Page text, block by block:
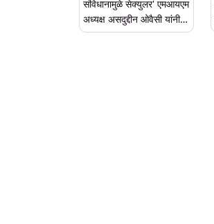
संविधानामुळे सेक्युलर' एमआयएम
अध्यक्ष असदुद्दीन ओवैसी यांनी
साधला पंतप्रधान नरेंद्र मोदी